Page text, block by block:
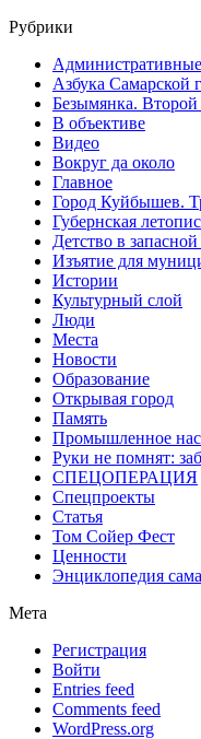
Рубрики
Азбука Самарской
Безымянка. Второй
В объективе
Видео
Вокруг да около
Главное
Город Куйбышев.
Губернская
Детство в
Изъятие для
Истории
Культурный слой
Люди
Места
Новости
Образование
Открывая город
Память
Промышленное
Руки не помнят:
СПЕЦОПЕРАЦИЯ
Спецпроекты
Статья
Том Сойер Фест
Ценности
Энциклопедия
Мета
Регистрация
Войти
Entries feed
Comments feed
WordPress.org